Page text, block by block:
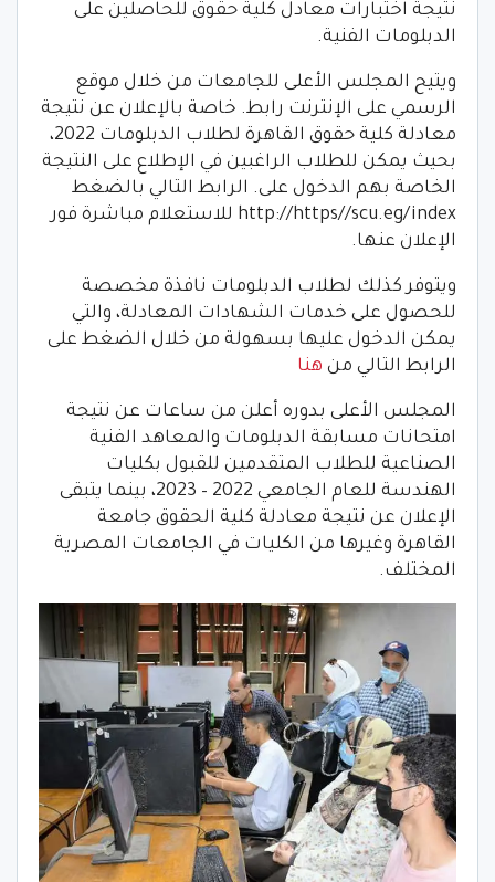
نتيجة اختبارات معادل كلية حقوق للحاصلين على
الدبلومات الفنية.
ويتيح المجلس الأعلى للجامعات من خلال موقع
الرسمي على الإنترنت رابط. خاصة بالإعلان عن نتيجة
معادلة كلية حقوق القاهرة لطلاب الدبلومات 2022،
بحيث يمكن للطلاب الراغبين في الإطلاع على النتيجة
الخاصة بهم الدخول على. الرابط التالي بالضغط
http://https//scu.eg/index للاستعلام مباشرة فور
الإعلان عنها.
ويتوفر كذلك لطلاب الدبلومات نافذة مخصصة
للحصول على خدمات الشهادات المعادلة، والتي
يمكن الدخول عليها بسهولة من خلال الضغط على
الرابط التالي من هنا
المجلس الأعلى بدوره أعلن من ساعات عن نتيجة
امتحانات مسابقة الدبلومات والمعاهد الفنية
الصناعية للطلاب المتقدمين للقبول بكليات
الهندسة للعام الجامعي 2022 – 2023، بينما يتبقى
الإعلان عن نتيجة معادلة كلية الحقوق جامعة
القاهرة وغيرها من الكليات في الجامعات المصرية
المختلف.